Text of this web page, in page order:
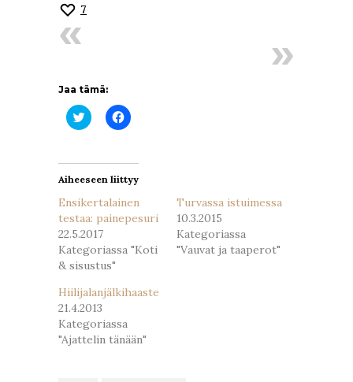
7
Jaa tämä:
Jaa
Twitterissä(Avautuu
Jaa
Facebookissa(Avautuu
Aiheeseen liittyy
Ensikertalainen
testaa: painepesuri
22.5.2017
Kategoriassa "Koti
& sisustus"
Turvassa istuimessa
10.3.2015
Kategoriassa
"Vauvat ja taaperot"
Hiilijalanjälkihaaste
21.4.2013
Kategoriassa
"Ajattelin tänään"